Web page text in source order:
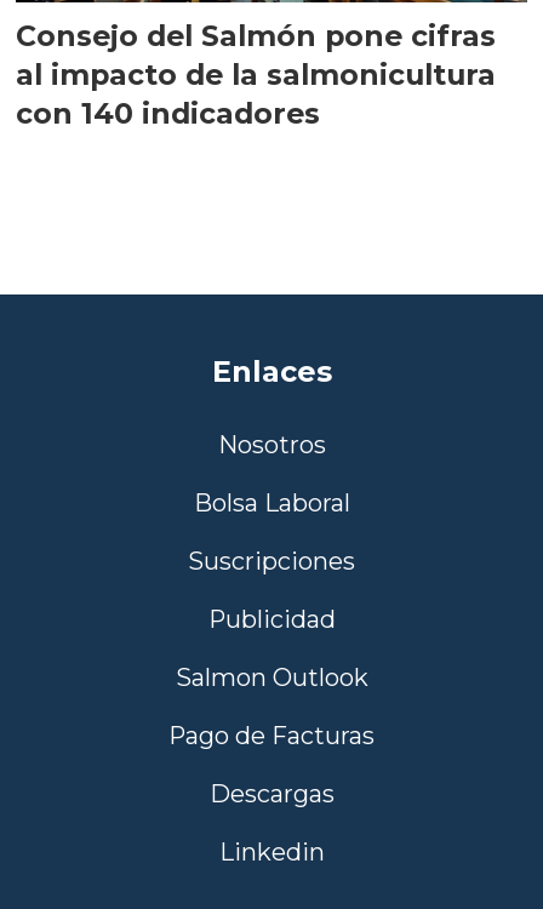
Consejo del Salmón pone cifras
al impacto de la salmonicultura
con 140 indicadores
Enlaces
Nosotros
Bolsa Laboral
Suscripciones
Publicidad
Salmon Outlook
Pago de Facturas
Descargas
Linkedin